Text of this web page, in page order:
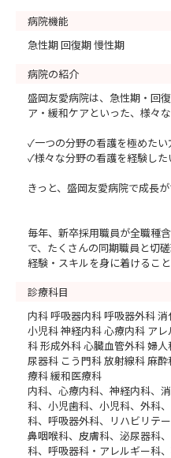
病院機能
急性期 回復期 慢性期
病院の紹介
盛岡友愛病院は、急性期・回
ア・緩和ケアといった、様々
✓一つの分野の看護を極めたい
✓様々な分野の看護を経験した
きっと、盛岡友愛病院で成長
毎年、新卒採用職員が全職種
で、たくさんの同期職員と切
経験・スキルを身に着けるこ
診療科目
内科 呼吸器内科 呼吸器外科
小児科 神経内科 心療内科 ア
科 形成外科 心臓血管外科 婦
尿器科 こう門科 放射線科 麻
療科 緩和医療科
内科、心療内科、神経内科、
科、小児歯科、小児科、外科
科、呼吸器外科、リハビリテ
鼻咽喉科、皮膚科、泌尿器科
科、呼吸器科・アレルギー科